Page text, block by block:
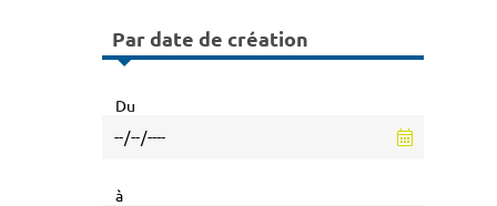
Par date de création
Du
à